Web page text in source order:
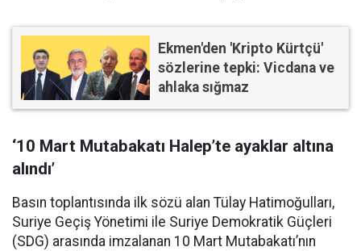
Ekmen'den 'Kripto Kürtçü'
sözlerine tepki: Vicdana ve
ahlaka sığmaz
‘10 Mart Mutabakatı Halep’te ayaklar altına
alındı’
Basın toplantısında ilk sözü alan Tülay Hatimoğulları,
Suriye Geçiş Yönetimi ile Suriye Demokratik Güçleri
(SDG) arasında imzalanan 10 Mart Mutabakatı’nın